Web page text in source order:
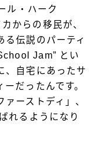
ル・ハーク
からの移民が、
る伝説のパーティ
Jam” とい
、自宅にあったサ
だったんです。
ーストディ」、
れるようになり